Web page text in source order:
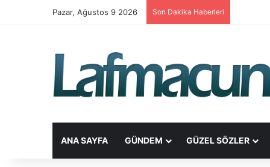
Pazar, Ağustos 9 2026 Son Dakika Haberleri
ANA SAYFA GÜNDEM GÜZEL SÖZLER